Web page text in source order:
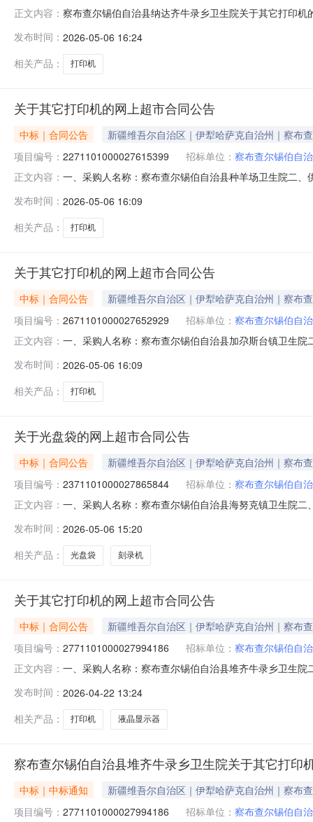
正文内容： 察布查尔锡伯自治县纳达齐牛录乡卫生院关于其它打印
金额（元）:项目所在行政区划编码:654022项目所在行
发布时间： 2026-05-06 16:24
相关产品：
打印机
关于其它打印机的网上超市合同公告
中标｜合同公告
新疆维吾尔自治区｜伊犁哈萨克自治州｜察布
项目编号： 2271101000027615399 招标单位： 察布查尔锡伯自
正文内容： 一、采购人名称：察布查尔锡伯自治县种羊场卫生院二
弟/BROTHER7180DN台1.0018501850服务要求或标的
发布时间： 2026-05-06 16:09
相关产品：
打印机
关于其它打印机的网上超市合同公告
中标｜合同公告
新疆维吾尔自治区｜伊犁哈萨克自治州｜察布
项目编号： 2671101000027652929 招标单位： 察布查尔锡伯自
正文内容： 一、采购人名称：察布查尔锡伯自治县加尕斯台镇卫生
机奔图/PantumP2206W台2.006501300服务要求或标的
发布时间： 2026-05-06 16:09
相关产品：
打印机
关于光盘袋的网上超市合同公告
中标｜合同公告
新疆维吾尔自治区｜伊犁哈萨克自治州｜察布
项目编号： 2371101000027865844 招标单位： 察布查尔锡伯自
正文内容： 一、采购人名称：察布查尔锡伯自治县海努克镇卫生院
力/deli3725-CD-R盒1.0090902得力3724光盘得力/
发布时间： 2026-05-06 15:20
相关产品：
光盘袋 刻录机
关于其它打印机的网上超市合同公告
中标｜合同公告
新疆维吾尔自治区｜伊犁哈萨克自治州｜察布
项目编号： 2771101000027994186 招标单位： 察布查尔锡伯自
正文内容： 一、采购人名称：察布查尔锡伯自治县堆齐牛录乡卫生
机奔图/PantumP2206W台
发布时间： 2026-04-22 13:24
相关产品：
打印机 液晶显示器
察布查尔锡伯自治县堆齐牛录乡卫生院关于其它打印
中标｜中标通知
新疆维吾尔自治区｜伊犁哈萨克自治州｜察布
项目编号： 2771101000027994186 招标单位： 察布查尔锡伯自